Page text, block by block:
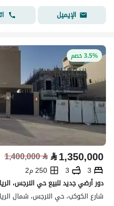
الإيميل
3.5% خصم
⃁1,350,000
⃁
1,400,000
3
3
250 م2
دور أرضي جديد للبيع حي النرجس،
شارع الكوكب، حي النرجس، شمال